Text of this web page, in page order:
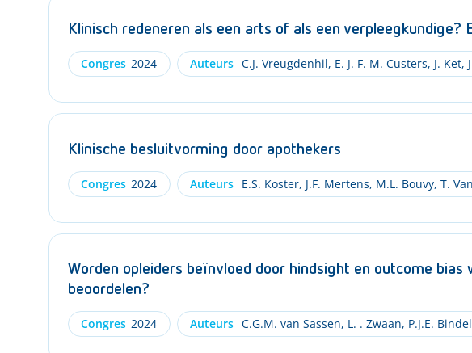
Klinisch redeneren als een arts of als een verpleegkundige?
Congres 2024 Auteurs C.J. Vreugdenhil, E. J. F. M. Custers, J. Ket,
Klinische besluitvorming door apothekers
Congres 2024 Auteurs E.S. Koster, J.F. Mertens, M.L. Bouvy, T.
Worden opleiders beïnvloed door hindsight en outcome
beoordelen?
Congres 2024 Auteurs C.G.M. van Sassen, L. . Zwaan, P.J.E.